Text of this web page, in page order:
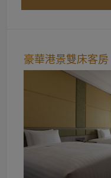
豪華港景雙床客房